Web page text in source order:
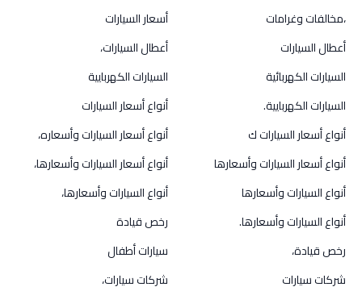
،مخالفات وغرامات
أسعار السيارات
أعطال السيارات
أعطال السيارات،
السيارات الكهربائية
السيارات الكهربايية
السيارات الكهربايية.
أنواع أسعار السيارات
أنواع أسعار السيارات ك
أنواع أسعار السيارات وأسعاره،
أنواع أسعار السيارات وأسعارها
أنواع أسعار السيارات وأسعارها،
أنواع السيارات وأسعارها
أنواع السيارات وأسعارها،
أنواع السيارات وأسعارها.
رخص قيادة
رخص قيادة،
سيارات أطفال
شركات سيارات
شركات سيارات،